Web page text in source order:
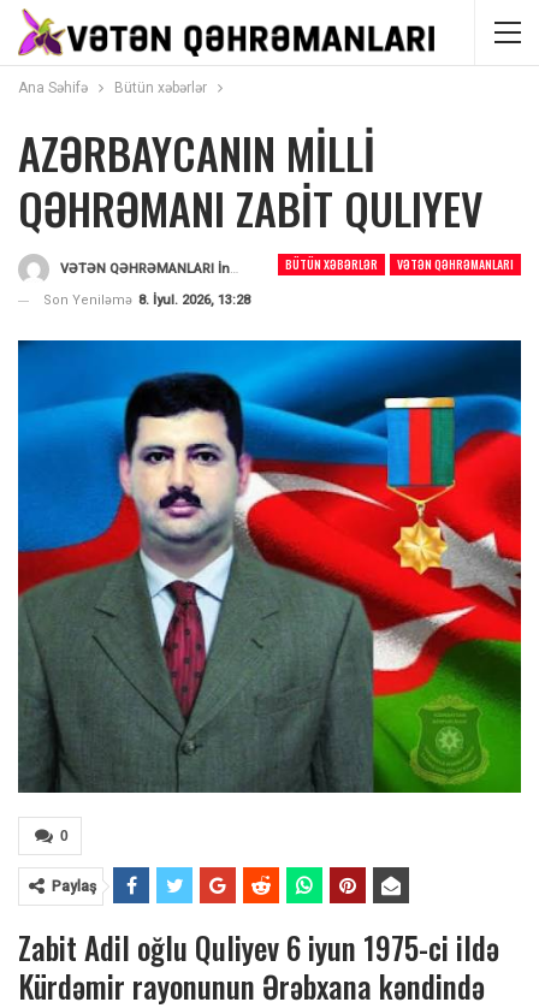
Ana Səhifə Bütün xəbərlər
AZƏRBAYCANIN MİLLİ
QƏHRƏMANI ZABİT QULIYEV
BÜTÜN XƏBƏRLƏR VƏTƏN QƏHRƏMANLARI
VƏTƏN QƏHRƏMANLARI İnformasiya Portalı
Tərəfindən
Son Yeniləmə 8. İyul. 2026, 13:28
0
Paylaş
Zabit Adil oğlu Quliyev 6 iyun 1975-ci ildə
Kürdəmir rayonunun Ərəbxana kəndində